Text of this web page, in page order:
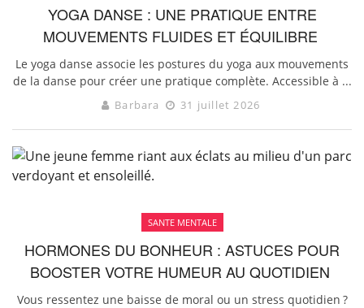
YOGA DANSE : UNE PRATIQUE ENTRE
MOUVEMENTS FLUIDES ET ÉQUILIBRE
Le yoga danse associe les postures du yoga aux mouvements
de la danse pour créer une pratique complète. Accessible à ...
Barbara 31 juillet 2026
SANTE MENTALE
HORMONES DU BONHEUR : ASTUCES POUR
BOOSTER VOTRE HUMEUR AU QUOTIDIEN
Vous ressentez une baisse de moral ou un stress quotidien ?